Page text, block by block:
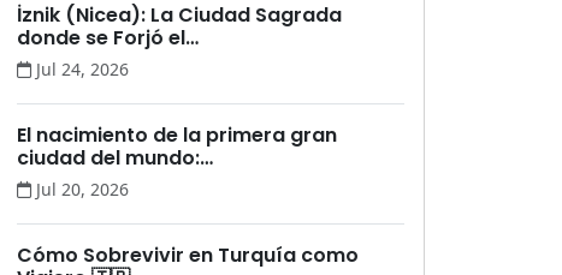
İznik (Nicea): La Ciudad Sagrada
donde se Forjó el…
Jul 24, 2026
El nacimiento de la primera gran
ciudad del mundo:…
Jul 20, 2026
Cómo Sobrevivir en Turquía como